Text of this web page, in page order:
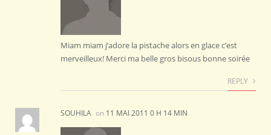
Miam miam j’adore la pistache alors en glace c’est
merveilleux! Merci ma belle gros bisous bonne soirée
REPLY
SOUHILA on 11 MAI 2011 0 H 14 MIN